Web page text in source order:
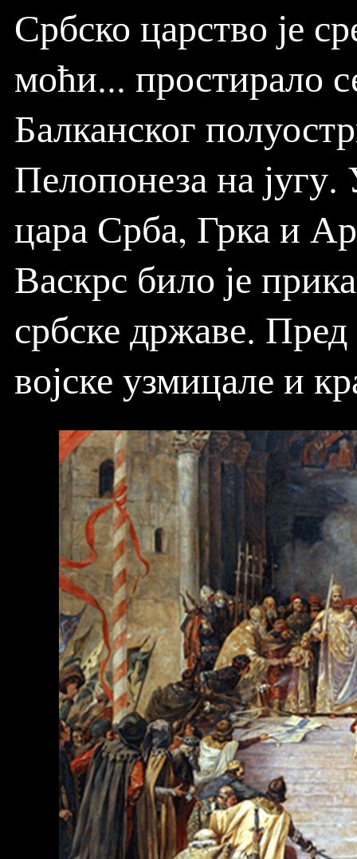
Србско царство је
моћи... простирало
Балканског
Пелопонеза на
цара Срба, Грка и
Васкрс било је
србске државе.
војске узмицале и